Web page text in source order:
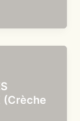
(Crèche